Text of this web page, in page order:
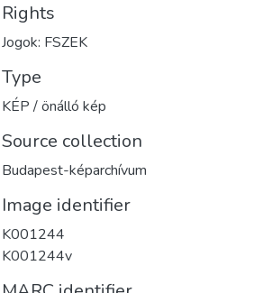
Rights
Jogok: FSZEK
Type
KÉP / önálló kép
Source collection
Budapest-képarchívum
Image identifier
K001244
K001244v